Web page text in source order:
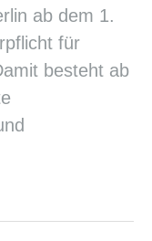
ab dem 1.
für
besteht ab